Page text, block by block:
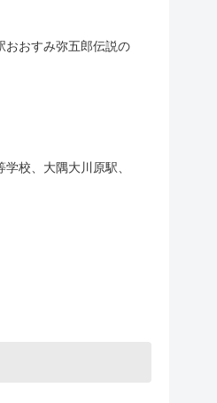
おおすみ弥五郎伝説の
校、大隅大川原駅、